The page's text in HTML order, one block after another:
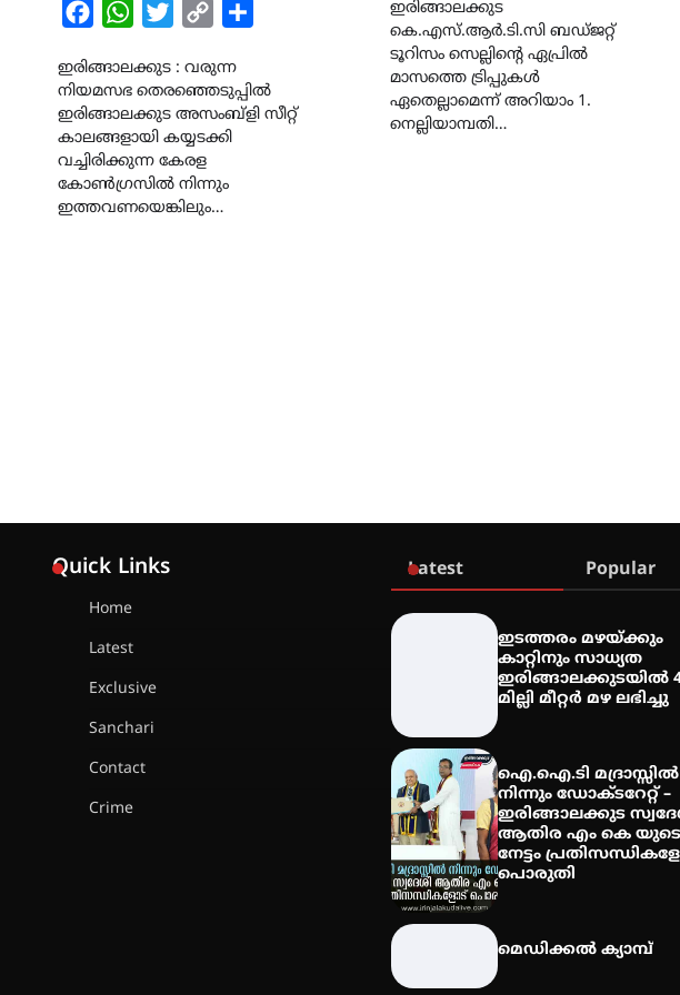
FacebookWhatsAppTwitterCopy
ഇരിങ്ങാലക്കുട : വരുന്ന
നിയമസഭ തെരഞ്ഞെടുപ്പിൽ
ഇരിങ്ങാലക്കുട അസംബ്‌ളി സീറ്റ്
കാലങ്ങളായി കയ്യടക്കി
വച്ചിരിക്കുന്ന കേരള
കോൺഗ്രസിൽ നിന്നും
ഇത്തവണയെങ്കിലും…
ഇരിങ്ങാലക്കുട
കെ.എസ്.ആർ.ടി.സി ബഡ്ജറ്റ്
ടൂറിസം സെല്ലിന്റെ ഏപ്രിൽ
മാസത്തെ ട്രിപ്പുകൾ
ഏതെല്ലാമെന്ന് അറിയാം 1.
നെല്ലിയാമ്പതി…
Quick Links
Home
Latest
Exclusive
Sanchari
Contact
Crime
Latest Popular
ഇടത്തരം മഴയ്ക്കും
കാറ്റിനും സാധ്യത
ഇരിങ്ങാലക്കുടയിൽ
മില്ലി മീറ്റർ മഴ ലഭിച്ചു
ഐ.ഐ.ടി മദ്രാസ്സിൽ
നിന്നും ഡോക്ടറേറ്റ് –
ഇരിങ്ങാലക്കുട
ആതിര എം കെ യുടെ
നേട്ടം
പൊരുതി
മെഡിക്കൽ ക്യാമ്പ്